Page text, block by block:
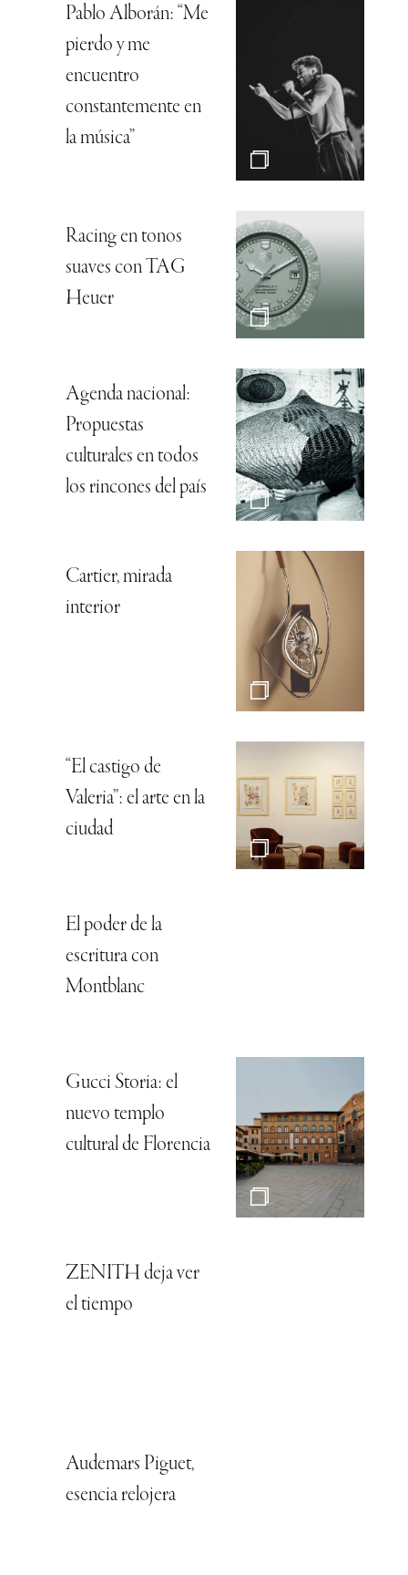
Pablo Alborán: “Me
pierdo y me
encuentro
constantemente en
la música”
Racing en tonos
suaves con TAG
Heuer
Agenda nacional:
Propuestas
culturales en todos
los rincones del país
Cartier, mirada
interior
“El castigo de
Valeria”: el arte en la
ciudad
El poder de la
escritura con
Montblanc
Gucci Storia: el
nuevo templo
cultural de Florencia
ZENITH deja ver
el tiempo
Audemars Piguet,
esencia relojera